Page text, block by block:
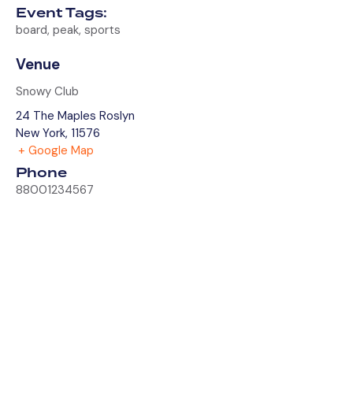
Event Tags:
board, peak, sports
Venue
Snowy Club
24 The Maples Roslyn
New York, 11576
+ Google Map
Phone
88001234567